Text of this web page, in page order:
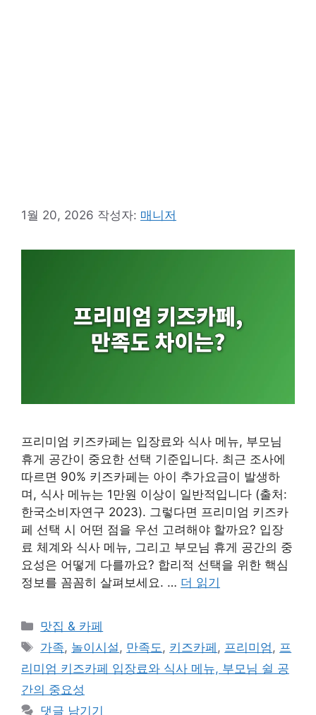
1월 20, 2026 작성자: 매니저
프리미엄 키즈카페는 입장료와 식사 메뉴, 부모님
휴게 공간이 중요한 선택 기준입니다. 최근 조사에
따르면 90% 키즈카페는 아이 추가요금이 발생하
며, 식사 메뉴는 1만원 이상이 일반적입니다 (출처:
한국소비자연구 2023). 그렇다면 프리미엄 키즈카
페 선택 시 어떤 점을 우선 고려해야 할까요? 입장
료 체계와 식사 메뉴, 그리고 부모님 휴게 공간의 중
요성은 어떻게 다를까요? 합리적 선택을 위한 핵심
정보를 꼼꼼히 살펴보세요. … 더 읽기
카
테
고
리
맛집 & 카페
태
그
가족, 놀이시설 , 만족도 , 키즈카페 , 프리미엄 , 프
리미엄 키즈카페 입장료와 식사 메뉴, 부모님 쉴 공
간의 중요성
댓글 남기기